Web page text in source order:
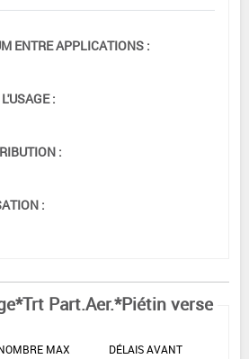
ENTRE APPLICATIONS :
:
:
:
Part.Aer.*Piétin verse
MAX
DÉLAIS AVANT